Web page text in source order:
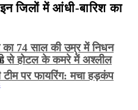
से होटल के कमरे में अश्लील
का 74 साल की उम्र में निधन
पर फायरिंग: मचा हड़कंप
जिलों में आंधी-बारिश का